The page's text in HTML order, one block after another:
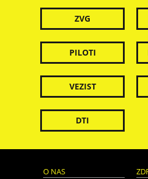
ZVG
PILOTI
VEZIST
DTI
O NAS